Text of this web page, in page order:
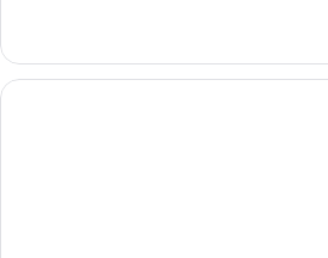
る
ー
デ
ー
ル
ー